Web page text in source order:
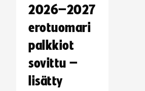
2026–2027
erotuomari
palkkiot
sovittu –
lisätty